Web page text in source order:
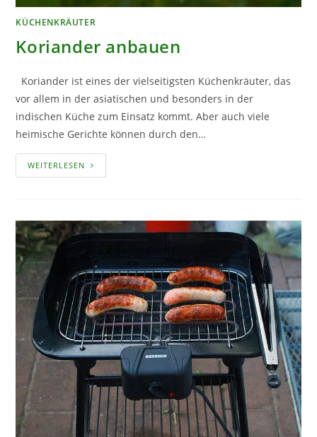
KÜCHENKRÄUTER
Koriander anbauen
Koriander ist eines der vielseitigsten Küchenkräuter, das
vor allem in der asiatischen und besonders in der
indischen Küche zum Einsatz kommt. Aber auch viele
heimische Gerichte können durch den…
WEITERLESEN KORIANDER
ANBAUEN